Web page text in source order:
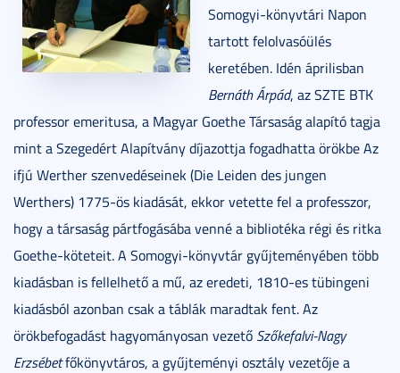
Somogyi-könyvtári Napon
tartott felolvasóülés
keretében. Idén áprilisban
Bernáth Árpád, az SZTE BTK
professor emeritusa, a Magyar Goethe Társaság alapító tagja
mint a Szegedért Alapítvány díjazottja fogadhatta örökbe Az
ifjú Werther szenvedéseinek (Die Leiden des jungen
Werthers) 1775-ös kiadását, ekkor vetette fel a professzor,
hogy a társaság pártfogásába venné a bibliotéka régi és ritka
Goethe-köteteit. A Somogyi-könyvtár gyűjteményében több
kiadásban is fellelhető a mű, az eredeti, 1810-es tübingeni
kiadásból azonban csak a táblák maradtak fent. Az
örökbefogadást hagyományosan vezető Szőkefalvi-Nagy
Erzsébetfőkönyvtáros, a gyűjteményi osztály vezetője a